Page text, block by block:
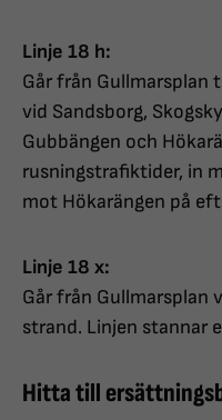
Linje 18 h:
Går från Gullmarsplan
vid Sandsborg,
Gubbängen och
rusningstrafiktider, in
mot Hökarängen på
Linje 18 x:
Går från Gullmarsplan
strand. Linjen stannar
Hitta till